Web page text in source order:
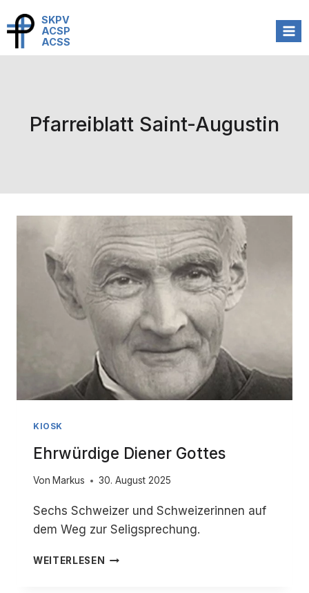
Inhalt
springen
SKPV
ACSP
ACSS
Pfarreiblatt Saint-Augustin
KIOSK
Ehrwürdige Diener Gottes
Von Markus 30. August 2025
Sechs Schweizer und Schweizerinnen auf
dem Weg zur Seligsprechung.
WEITERLESEN
EHRWÜRDIGE